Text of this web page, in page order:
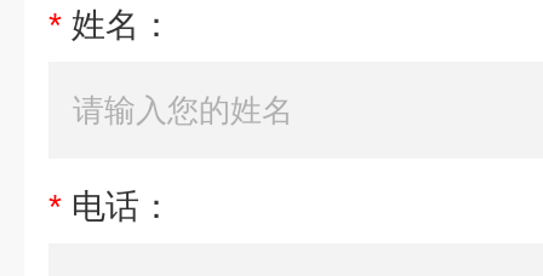
* 姓名：
* 电话：